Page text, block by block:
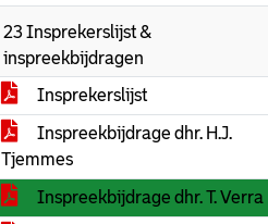
23 Insprekerslijst &
inspreekbijdragen
Insprekerslijst
Inspreekbijdrage dhr. H.J.
Tjemmes
Inspreekbijdrage dhr. T. Verra